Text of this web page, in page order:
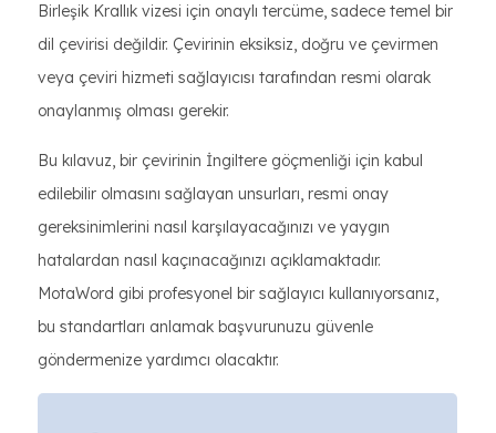
Birleşik Krallık vizesi için onaylı tercüme, sadece temel bir
dil çevirisi değildir. Çevirinin eksiksiz, doğru ve çevirmen
veya çeviri hizmeti sağlayıcısı tarafından resmi olarak
onaylanmış olması gerekir.
Bu kılavuz, bir çevirinin İngiltere göçmenliği için kabul
edilebilir olmasını sağlayan unsurları, resmi onay
gereksinimlerini nasıl karşılayacağınızı ve yaygın
hatalardan nasıl kaçınacağınızı açıklamaktadır.
MotaWord gibi profesyonel bir sağlayıcı kullanıyorsanız,
bu standartları anlamak başvurunuzu güvenle
göndermenize yardımcı olacaktır.